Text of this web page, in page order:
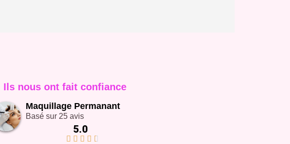
Ils nous ont fait confiance
Maquillage Permanant
Basé sur 25 avis
5.0
    